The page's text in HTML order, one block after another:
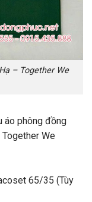
– Together We
áo phông đồng
We
65/35 (Tùy